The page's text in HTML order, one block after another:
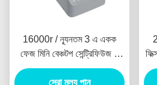
16000r / ন্যূনতম 3 এ একক
ফেজ মিনি বেঞ্চটপ সেন্ট্রিফিউজ 5
এমএল টিউবস মাইক্রোসেন্ট্রিফিউজ
সেরা মূল্য পান